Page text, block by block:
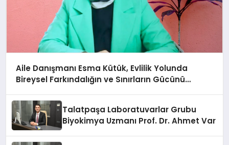
Aile Danışmanı Esma Kütük, Evlilik Yolunda
Bireysel Farkındalığın ve Sınırların Gücünü
Talatpaşa Laboratuvarlar Grubu
Biyokimya Uzmanı Prof. Dr. Ahmet Var